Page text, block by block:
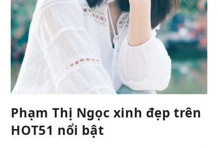
Phạm Thị Ngọc xinh đẹp trên
HOT51 nổi bật